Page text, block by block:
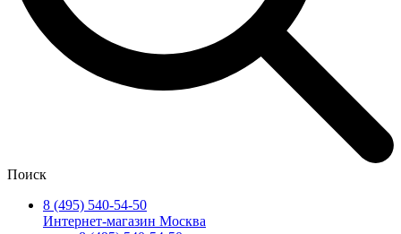
Поиск
8 (495) 540-54-50
Интернет-магазин Москва